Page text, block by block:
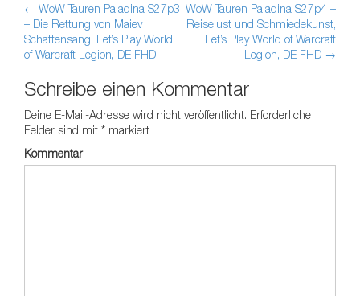
Artikel-Navigation
← WoW Tauren Paladina S27p3
– Die Rettung von Maiev
Schattensang, Let’s Play World
of Warcraft Legion, DE FHD
WoW Tauren Paladina S27p4 –
Reiselust und Schmiedekunst,
Let’s Play World of Warcraft
Legion, DE FHD →
Schreibe einen Kommentar
Deine E-Mail-Adresse wird nicht veröffentlicht. Erforderliche
Felder sind mit * markiert
Kommentar